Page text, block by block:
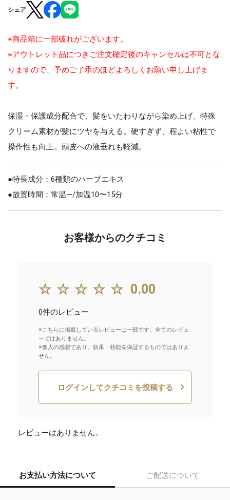
シェア
※商品箱に一部破れがございます。
※アウトレット品につきご注文確定後のキャンセルは不可とな
りますので、予めご了承のほどよろしくお願い申し上げま
す。
保湿・保護成分配合で、髪をいたわりながら染め上げ、特殊
クリーム素材が髪にツヤを与える。硬すぎず、程よい粘性で
操作性も向上。頭皮への液垂れも軽減。
●特長成分：6種類のハーブエキス
●放置時間：常温—/加温10〜15分
お客様からのクチコミ
☆☆☆☆☆ 0.00
0件のレビュー
※こちらに掲載しているレビューは一部です。全てのレビュ
ーではありません。
※個人の感想であり、効果・効能を保証するものではありま
せん。
ログインしてクチコミを投稿する
レビューはありません。
お支払い方法について ご配送について